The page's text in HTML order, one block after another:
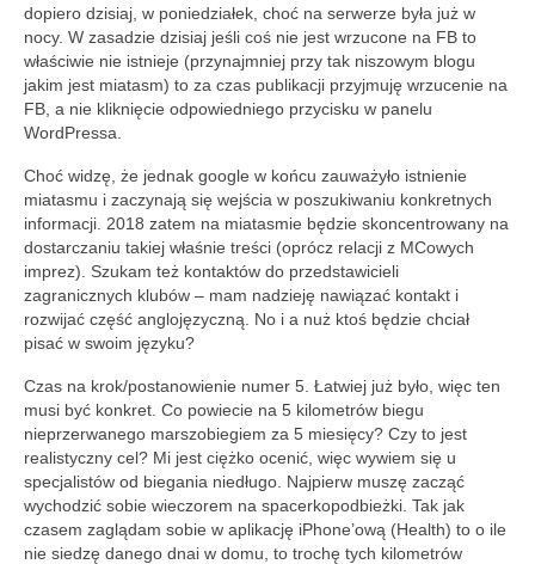
dopiero dzisiaj, w poniedziałek, choć na serwerze była już w
nocy. W zasadzie dzisiaj jeśli coś nie jest wrzucone na FB to
właściwie nie istnieje (przynajmniej przy tak niszowym blogu
jakim jest miatasm) to za czas publikacji przyjmuję wrzucenie na
FB, a nie kliknięcie odpowiedniego przycisku w panelu
WordPressa.
Choć widzę, że jednak google w końcu zauważyło istnienie
miatasmu i zaczynają się wejścia w poszukiwaniu konkretnych
informacji. 2018 zatem na miatasmie będzie skoncentrowany na
dostarczaniu takiej właśnie treści (oprócz relacji z MCowych
imprez). Szukam też kontaktów do przedstawicieli
zagranicznych klubów – mam nadzieję nawiązać kontakt i
rozwijać część anglojęzyczną. No i a nuż ktoś będzie chciał
pisać w swoim języku?
Czas na krok/postanowienie numer 5. Łatwiej już było, więc ten
musi być konkret. Co powiecie na 5 kilometrów biegu
nieprzerwanego marszobiegiem za 5 miesięcy? Czy to jest
realistyczny cel? Mi jest ciężko ocenić, więc wywiem się u
specjalistów od biegania niedługo. Najpierw muszę zacząć
wychodzić sobie wieczorem na spacerkopodbieżki. Tak jak
czasem zaglądam sobie w aplikację iPhone’ową (Health) to o ile
nie siedzę danego dnai w domu, to trochę tych kilometrów